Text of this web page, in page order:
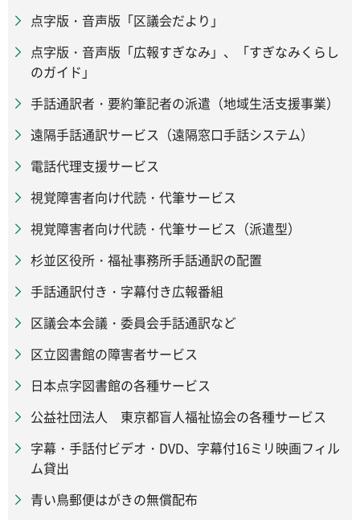
点字版・音声版「区議会だより」
点字版・音声版「広報すぎなみ」、「すぎなみくらし
のガイド」
手話通訳者・要約筆記者の派遣（地域生活支援事業）
遠隔手話通訳サービス（遠隔窓口手話システム）
電話代理支援サービス
視覚障害者向け代読・代筆サービス
視覚障害者向け代読・代筆サービス（派遣型）
杉並区役所・福祉事務所手話通訳の配置
手話通訳付き・字幕付き広報番組
区議会本会議・委員会手話通訳など
区立図書館の障害者サービス
日本点字図書館の各種サービス
公益社団法人 東京都盲人福祉協会の各種サービス
字幕・手話付ビデオ・DVD、字幕付16ミリ映画フィル
ム貸出
青い鳥郵便はがきの無償配布